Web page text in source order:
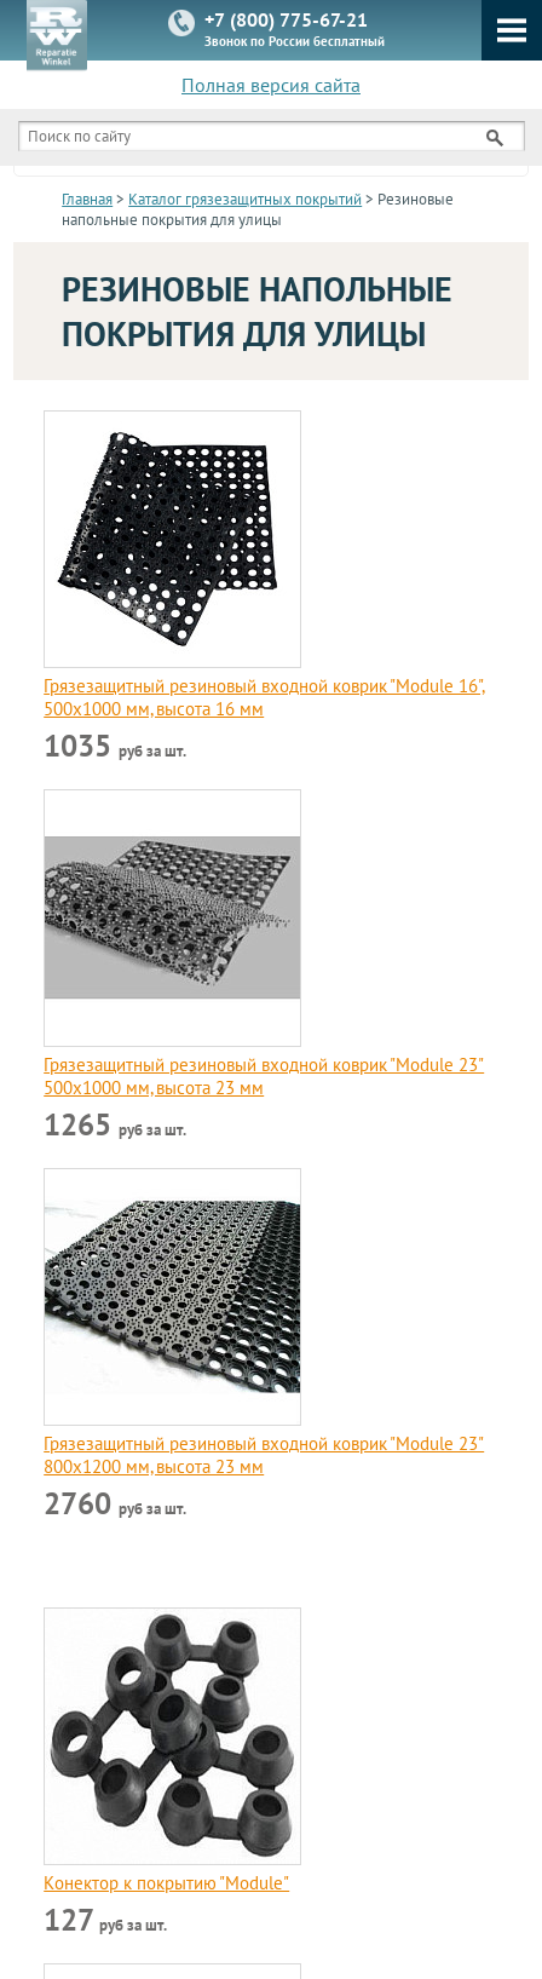
+7 (800) 775-67-21
Звонок по России бесплатный
Полная версия сайта
КАТАЛОГ
Главная> Каталог грязезащитных покрытий > Резиновые
напольные покрытия для улицы
РЕЗИНОВЫЕ НАПОЛЬНЫЕ
ПОКРЫТИЯ ДЛЯ УЛИЦЫ
Грязезащитный резиновый входной коврик "Module 16",
500х1000 мм, высота 16 мм
1035руб за шт.
Грязезащитный резиновый входной коврик "Module 23"
500x1000 мм, высота 23 мм
1265руб за шт.
Грязезащитный резиновый входной коврик "Module 23"
800х1200 мм, высота 23 мм
2760руб за шт.
Конектор к покрытию "Module"
127руб за шт.